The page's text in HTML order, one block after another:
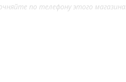
по телефону этого